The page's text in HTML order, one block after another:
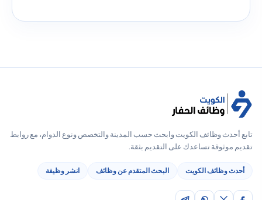
تابع أحدث وظائف الكويت وابحث حسب المدينة والتخصص ونوع الدوام، مع روابط
تقديم موثوقة تساعدك على التقديم بثقة.
أحدث وظائف الكويت البحث المتقدم عن وظائف انشر وظيفة